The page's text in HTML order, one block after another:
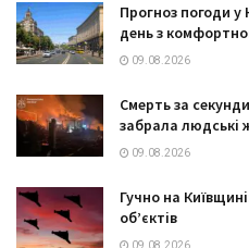
Прогноз погоди у
день з
09.08.2026
Смерть за
забрала людські
09.08.2026
Гучно на
об’єктів
09.08.2026